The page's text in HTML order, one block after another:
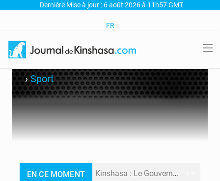
Dernière Mise à jour : 6 août 2026 à 11h57 GMT
FR
›Sport
EN CE MOMENT Kinshasa : Le Gouvernement provincial annonce la construction imminente du boulevard Étienne Tshisekedi